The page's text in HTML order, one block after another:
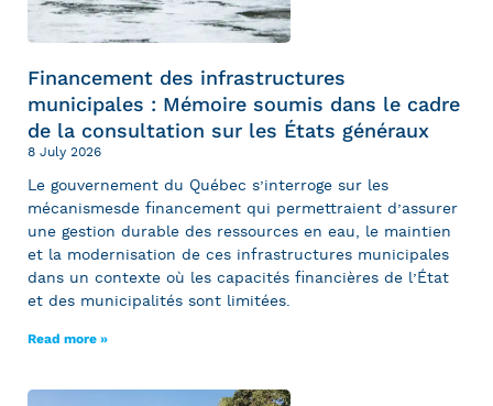
Financement des infrastructures
municipales : Mémoire soumis dans le cadre
de la consultation sur les États généraux
8 July 2026
Le gouvernement du Québec s’interroge sur les
mécanismesde financement qui permettraient d’assurer
une gestion durable des ressources en eau, le maintien
et la modernisation de ces infrastructures municipales
dans un contexte où les capacités financières de l’État
et des municipalités sont limitées.
Read more »